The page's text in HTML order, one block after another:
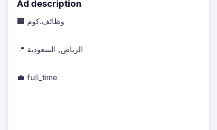
Ad description
🏢 وظائف.كوم
📍 الرياض, السعودية
💼 full_time